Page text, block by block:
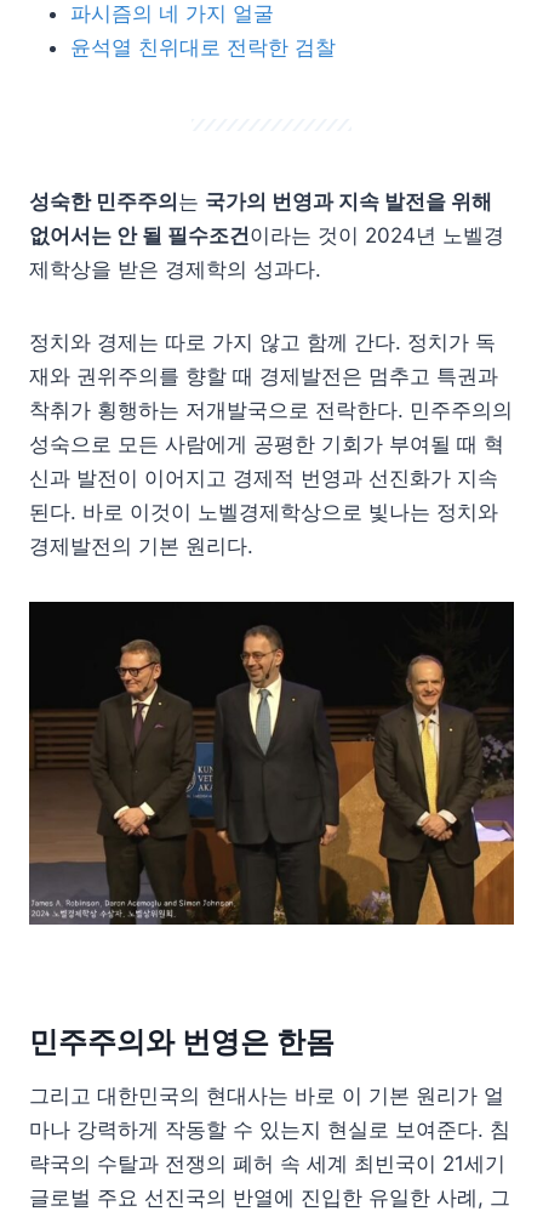
파시즘의 네 가지 얼굴
윤석열 친위대로 전락한 검찰
성숙한 민주주의 는 국가의 번영과 지속 발전을 위해
없어서는 안 될 필수조건이라는 것이 2024년 노벨경
제학상을 받은 경제학의 성과다.
정치와 경제는 따로 가지 않고 함께 간다. 정치가 독
재와 권위주의를 향할 때 경제발전은 멈추고 특권과
착취가 횡행하는 저개발국으로 전락한다. 민주주의의
성숙으로 모든 사람에게 공평한 기회가 부여될 때 혁
신과 발전이 이어지고 경제적 번영과 선진화가 지속
된다. 바로 이것이 노벨경제학상으로 빛나는 정치와
경제발전의 기본 원리다.
민주주의와 번영은 한몸
그리고 대한민국의 현대사는 바로 이 기본 원리가 얼
마나 강력하게 작동할 수 있는지 현실로 보여준다. 침
략국의 수탈과 전쟁의 폐허 속 세계 최빈국이 21세기
글로벌 주요 선진국의 반열에 진입한 유일한 사례, 그